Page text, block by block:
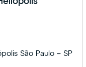
São Paulo – SP